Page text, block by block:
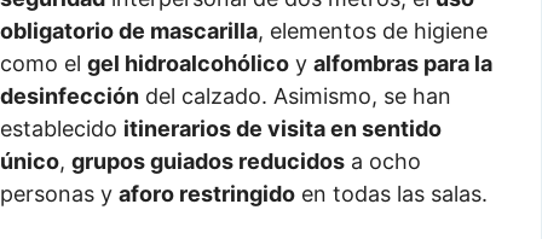
obligatorio de mascarilla, elementos de higiene
como el gel hidroalcohólico y alfombras para la
desinfección del calzado. Asimismo, se han
establecido itinerarios de visita en sentido
único, grupos guiados reducidos a ocho
personas y aforo restringido en todas las salas.